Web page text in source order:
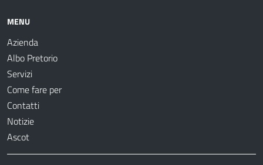
MENU
Azienda
Albo Pretorio
Servizi
Come fare per
Contatti
Notizie
Ascot